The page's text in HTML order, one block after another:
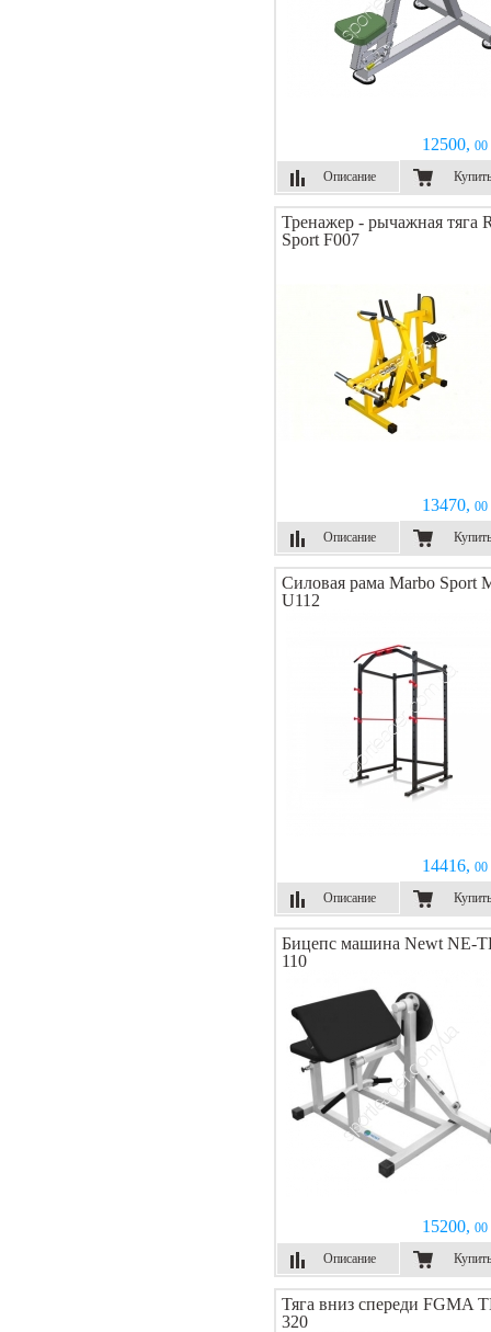
12500, 00
Описание
Купить
Тренажер - рычажная тяга
Sport F007
13470, 00
Описание
Купить
Силовая рама Marbo Sport
U112
14416, 00
Описание
Купить
Бицепс машина Newt NE-
110
15200, 00
Описание
Купить
Тяга вниз спереди FGMA
320